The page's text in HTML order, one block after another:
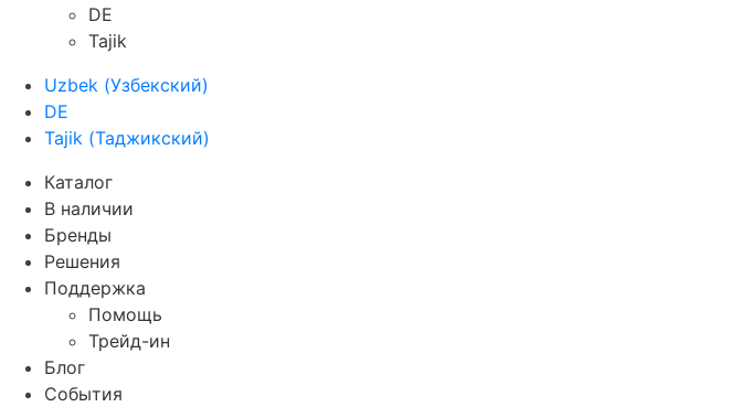
DE
Tajik
Uzbek (Узбекский)
DE
Tajik (Таджикский)
Каталог
В наличии
Бренды
Решения
Поддержка
Помощь
Трейд-ин
Блог
События